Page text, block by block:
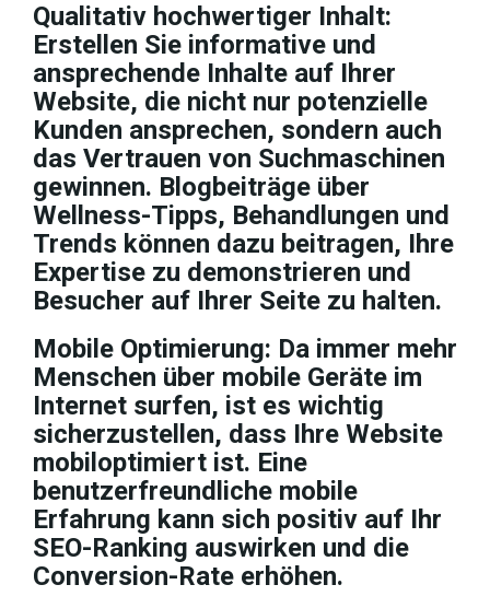
Qualitativ hochwertiger Inhalt:
Erstellen Sie informative und
ansprechende Inhalte auf Ihrer
Website, die nicht nur potenzielle
Kunden ansprechen, sondern auch
das Vertrauen von Suchmaschinen
gewinnen. Blogbeiträge über
Wellness-Tipps, Behandlungen und
Trends können dazu beitragen, Ihre
Expertise zu demonstrieren und
Besucher auf Ihrer Seite zu halten.
Mobile Optimierung: Da immer mehr
Menschen über mobile Geräte im
Internet surfen, ist es wichtig
sicherzustellen, dass Ihre Website
mobiloptimiert ist. Eine
benutzerfreundliche mobile
Erfahrung kann sich positiv auf Ihr
SEO-Ranking auswirken und die
Conversion-Rate erhöhen.